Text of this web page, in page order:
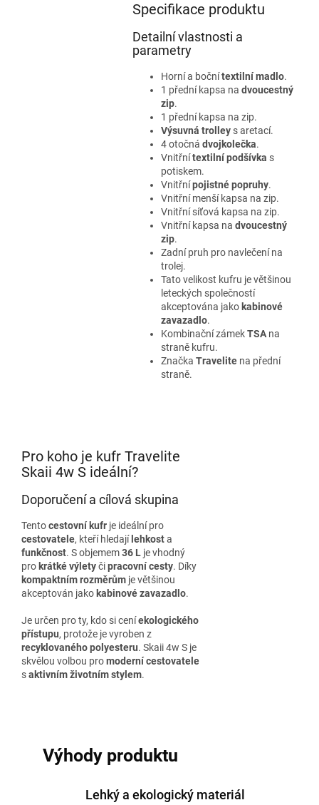
Specifikace produktu
Detailní vlastnosti a
parametry
Horní a bočnítextilní madlo.
1 přední kapsa na dvoucestný
zip.
1 přední kapsa na zip.
Výsuvná trolleys aretací.
4 otočná dvojkolečka.
Vnitřnítextilní podšívka s
potiskem.
Vnitřnípojistné popruhy.
Vnitřní menší kapsa na zip.
Vnitřní síťová kapsa na zip.
Vnitřní kapsa na dvoucestný
zip.
Zadní pruh pro navlečení na
trolej.
Tato velikost kufru je většinou
leteckých společností
akceptována jako kabinové
zavazadlo.
Kombinační zámekTSAna
straně kufru.
Značka Travelitena přední
straně.
Pro koho je kufr Travelite
Skaii 4w S ideální?
Doporučení a cílová skupina
Tentocestovní kufr je ideální pro
cestovatele, kteří hledají lehkosta
funkčnost. S objemem36 L je vhodný
pro krátké výletyčipracovní cesty. Díky
kompaktním rozměrům je většinou
akceptován jako kabinové zavazadlo.
Je určen pro ty, kdo si ceníekologického
přístupu, protože je vyroben z
recyklovaného polyesteru. Skaii 4w S je
skvělou volbou promoderní cestovatele
saktivním životním stylem.
Výhody produktu
Lehký a ekologický materiál